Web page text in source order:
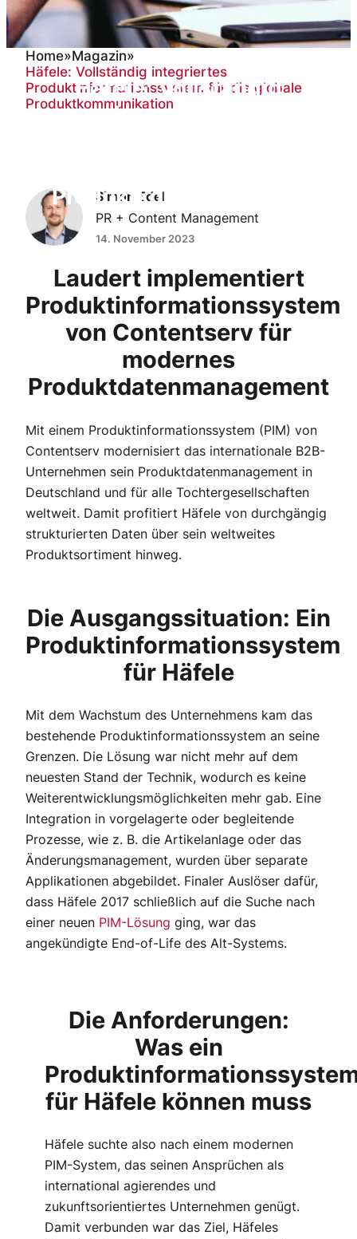
Häfele: Vollständig
integriertes
Produktkommunikation
Home»Magazin»
Häfele: Vollständig integriertes
Produktinformationssystem für die globale
Produktkommunikation
Simon Edel
PR + Content Management
14. November 2023
Laudert implementiert
Produktinformationssystem
von Contentserv für
modernes
Produktdatenmanagement
Mit einem Produktinformationssystem (PIM) von
Contentserv modernisiert das internationale B2B-
Unternehmen sein Produktdatenmanagement in
Deutschland und für alle Tochtergesellschaften
weltweit. Damit profitiert Häfele von durchgängig
strukturierten Daten über sein weltweites
Produktsortiment hinweg.
Die Ausgangssituation: Ein
Produktinformationssystem
für Häfele
Mit dem Wachstum des Unternehmens kam das
bestehende Produktinformationssystem an seine
Grenzen. Die Lösung war nicht mehr auf dem
neuesten Stand der Technik, wodurch es keine
Weiterentwicklungsmöglichkeiten mehr gab. Eine
Integration in vorgelagerte oder begleitende
Prozesse, wie z. B. die Artikelanlage oder das
Änderungsmanagement, wurden über separate
Applikationen abgebildet. Finaler Auslöser dafür,
dass Häfele 2017 schließlich auf die Suche nach
einer neuen PIM-Lösung ging, war das
angekündigte End-of-Life des Alt-Systems.
Die Anforderungen:
Was ein
für Häfele können muss
Häfele suchte also nach einem modernen
PIM-System, das seinen Ansprüchen als
international agierendes und
zukunftsorientiertes Unternehmen genügt.
Damit verbunden war das Ziel, Häfeles